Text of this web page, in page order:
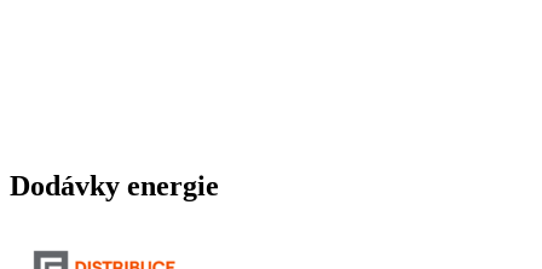
Dodávky energie